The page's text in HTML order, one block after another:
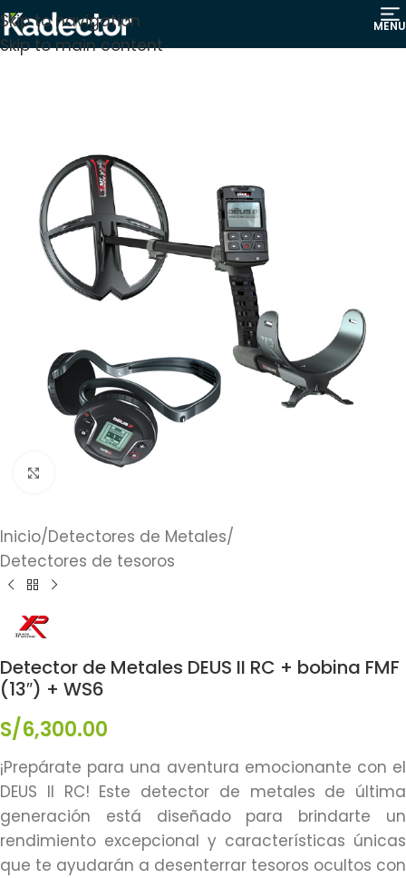
Skip to navigation
Skip to main content
MENU
Click to enlarge
Inicio/Detectores de Metales/
Detectores de tesoros
Detector de Metales DEUS II RC + bobina FMF
(13″) + WS6
S/6,300.00
¡Prepárate para una aventura emocionante con el
DEUS II RC! Este detector de metales de última
generación está diseñado para brindarte un
rendimiento excepcional y características únicas
que te ayudarán a desenterrar tesoros ocultos con